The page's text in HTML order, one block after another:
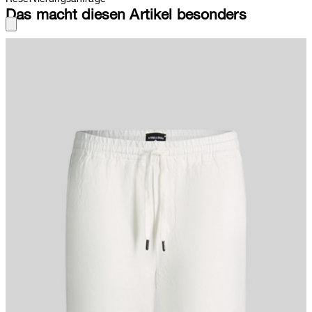
Das macht diesen Artikel besonders